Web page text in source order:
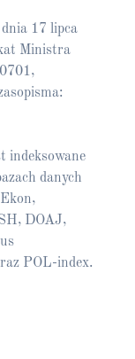
17 lipca
Ministra
indeksowane
danych
DOAJ,
POL-index.